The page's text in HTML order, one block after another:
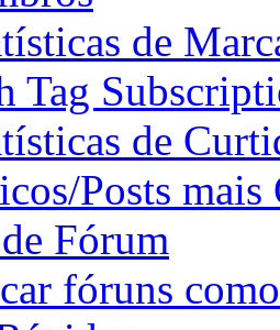
de
Tag
de
Posts mais
Fórum
fóruns